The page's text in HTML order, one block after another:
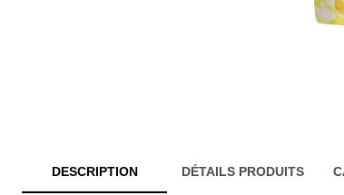
DESCRIPTION DÉTAILS PRODUITS